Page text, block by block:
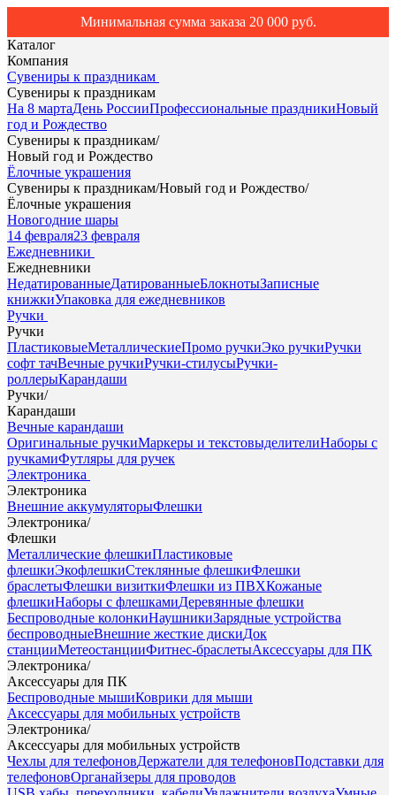
Минимальная сумма заказа 20 000 руб.
Каталог
Компания
Сувениры к праздникам
Сувениры к праздникам
На 8 мартаДень РоссииПрофессиональные праздникиНовый
год и Рождество
Сувениры к праздникам/
Новый год и Рождество
Ёлочные украшения
Сувениры к праздникам/Новый год и Рождество/
Ёлочные украшения
Новогодние шары
14 февраля23 февраля
Ежедневники
Ежедневники
НедатированныеДатированныеБлокнотыЗаписные
книжкиУпаковка для ежедневников
Ручки
Ручки
ПластиковыеМеталлическиеПромо ручкиЭко ручкиРучки
софт тачВечные ручкиРучки-стилусыРучки-
роллерыКарандаши
Ручки/
Карандаши
Вечные карандаши
Оригинальные ручкиМаркеры и текстовыделителиНаборы с
ручкамиФутляры для ручек
Электроника
Электроника
Внешние аккумуляторыФлешки
Электроника/
Флешки
Металлические флешкиПластиковые
флешкиЭкофлешкиСтеклянные флешкиФлешки
браслетыФлешки визиткиФлешки из ПВХКожаные
флешкиНаборы с флешкамиДеревянные флешки
Беспроводные колонкиНаушникиЗарядные устройства
беспроводныеВнешние жесткие дискиДок
станцииМетеостанцииФитнес-браслетыАксессуары для ПК
Электроника/
Аксессуары для ПК
Беспроводные мышиКоврики для мыши
Аксессуары для мобильных устройств
Электроника/
Аксессуары для мобильных устройств
Чехлы для телефоновДержатели для телефоновПодставки для
телефоновОрганайзеры для проводов